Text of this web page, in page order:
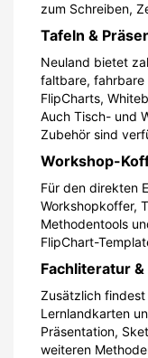
zum Schreiben,
Tafeln &
Neuland bietet
faltbare, fahrbare
FlipCharts,
Auch Tisch- und
Zubehör sind
Workshop-
Für den direkten
Workshopkoffer,
Methodentools
FlipChart-
Fachliteratur
Zusätzlich
Lernlandkarten
Präsentation,
weiteren